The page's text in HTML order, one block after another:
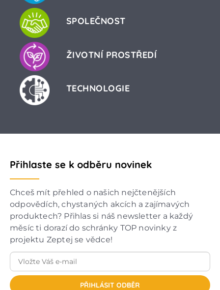
SPOLEČNOST
ŽIVOTNÍ PROSTŘEDÍ
TECHNOLOGIE
Přihlaste se k odběru novinek
Chceš mít přehled o našich nejčtenějších
odpovědích, chystaných akcích a zajímavých
produktech? Přihlas si náš newsletter a každý
měsíc ti dorazí do schránky TOP novinky z
projektu Zeptej se vědce!
PŘIHLÁSIT ODBĚR